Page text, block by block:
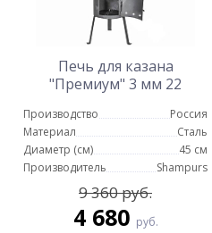
Печь для казана
"Премиум" 3 мм 22
Производство
Россия
Материал
Сталь
Диаметр (см)
45 см
Производитель
Shampurs
9 360 руб.
4 680 руб.